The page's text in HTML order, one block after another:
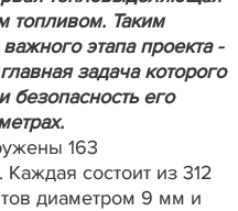
топливом. Таким
этапа проекта -
задача которого
безопасность его
163
состоит из 312
диаметром 9 мм и